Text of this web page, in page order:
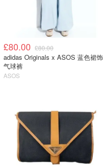
£80.00 £80.00
adidas Originals x ASOS 蓝色裙饰
气球裤
ASOS